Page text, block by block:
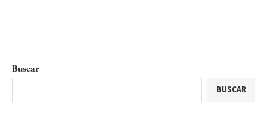
Buscar
BUSCAR